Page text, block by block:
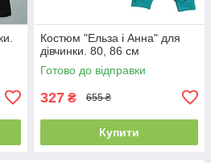
Костюм "Ельза і Анна" для
дівчинки. 80, 86 см
Готово до відправки
327 ₴ 655 ₴
Купити